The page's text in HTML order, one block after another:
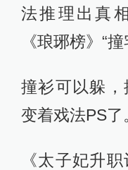
法推理出真
《琅琊榜》“撞
撞衫可以躲
变着戏法PS了
《太子妃升